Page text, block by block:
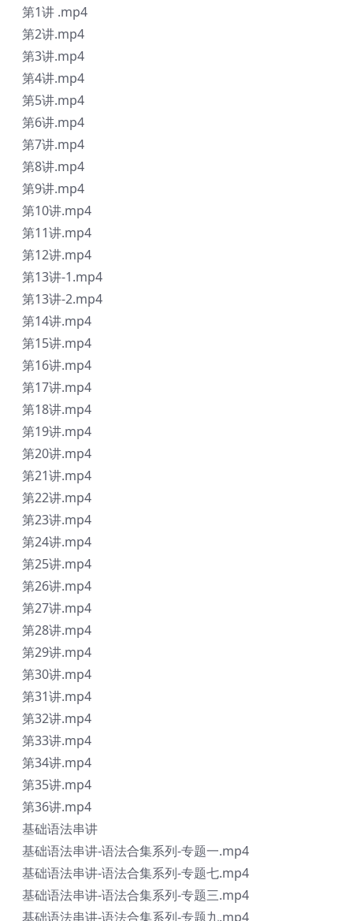
第1讲 .mp4
第2讲.mp4
第3讲.mp4
第4讲.mp4
第5讲.mp4
第6讲.mp4
第7讲.mp4
第8讲.mp4
第9讲.mp4
第10讲.mp4
第11讲.mp4
第12讲.mp4
第13讲-1.mp4
第13讲-2.mp4
第14讲.mp4
第15讲.mp4
第16讲.mp4
第17讲.mp4
第18讲.mp4
第19讲.mp4
第20讲.mp4
第21讲.mp4
第22讲.mp4
第23讲.mp4
第24讲.mp4
第25讲.mp4
第26讲.mp4
第27讲.mp4
第28讲.mp4
第29讲.mp4
第30讲.mp4
第31讲.mp4
第32讲.mp4
第33讲.mp4
第34讲.mp4
第35讲.mp4
第36讲.mp4
基础语法串讲
基础语法串讲-语法合集系列-专题一.mp4
基础语法串讲-语法合集系列-专题七.mp4
基础语法串讲-语法合集系列-专题三.mp4
基础语法串讲-语法合集系列-专题九.mp4